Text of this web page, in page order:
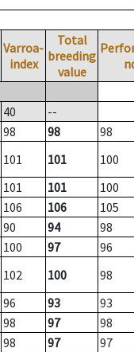
Varroa-
index
Total
breeding
value
40
--
98 98
98
101 101
100
101 101
100
106 106
105
90 94
98
100 97
96
102 100
98
96 93
93
98 97
98
98 97
97